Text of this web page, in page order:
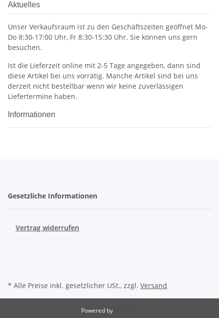
Aktuelles
Unser Verkaufsraum ist zu den Geschäftszeiten geöffnet Mo-
Do 8:30-17:00 Uhr, Fr 8:30-15:30 Uhr. Sie können uns gern
besuchen.
Ist die Lieferzeit online mit 2-5 Tage angegeben, dann sind
diese Artikel bei uns vorrätig. Manche Artikel sind bei uns
derzeit nicht bestellbar wenn wir keine zuverlässigen
Liefertermine haben.
Informationen
Gesetzliche Informationen
Vertrag widerrufen
* Alle Preise inkl. gesetzlicher USt., zzgl. Versand
Powered by